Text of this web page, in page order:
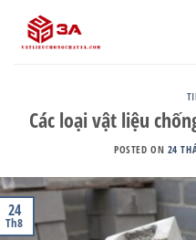
content
Các loại vật liệu
POSTED ON 24
24
Th8